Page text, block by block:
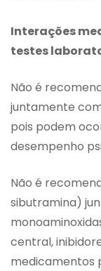
Interações
testes
Não é
juntamente
pois podem
desempenho
Não é
sibutramina)
central,
medicamentos